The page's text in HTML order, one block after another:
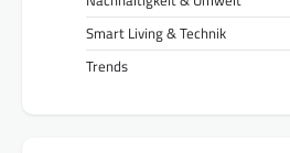
Smart Living & Technik
Trends